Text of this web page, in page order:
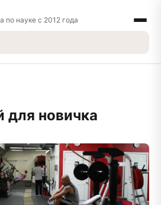
по науке с 2012 года
для новичка